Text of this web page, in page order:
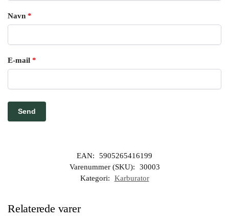
Navn *
E-mail *
EAN:
5905265416199
Varenummer (SKU):
30003
Kategori:
Karburator
Relaterede varer